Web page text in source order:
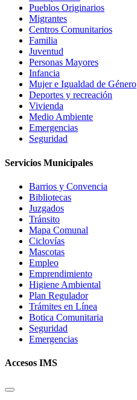
Pueblos Originarios
Migrantes
Centros Comunitarios
Familia
Juventud
Personas Mayores
Infancia
Mujer e Igualdad de Género
Deportes y recreación
Vivienda
Medio Ambiente
Emergencias
Seguridad
Servicios Municipales
Barrios y Convencia
Bibliotecas
Juzgados
Tránsito
Mapa Comunal
Ciclovías
Mascotas
Empleo
Emprendimiento
Higiene Ambiental
Plan Regulador
Trámites en Línea
Botica Comunitaria
Seguridad
Emergencias
Accesos IMS